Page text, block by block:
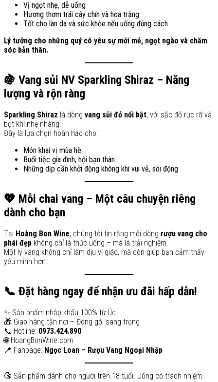
Vị ngọt nhẹ, dễ uống
Hương thơm trái cây chín và hoa trắng
Tốt cho làn da và sức khỏe nếu uống đúng cách
Lý tưởng cho những quý cô yêu sự mới mẻ, ngọt ngào và chăm
sóc bản thân.
🍇 Vang sủi NV Sparkling Shiraz – Năng
lượng và rộn ràng
Sparkling Shiraz là dòng vang sủi đỏ nổi bật, với sắc đỏ rực rỡ và
bọt khí nhẹ nhàng.
Đây là lựa chọn hoàn hảo cho:
Món khai vị mùa hè
Buổi tiệc gia đình, hội bạn thân
Những dịp cần khởi động không khí vui vẻ, sôi động
💖 Mỗi chai vang – Một câu chuyện riêng
dành cho bạn
Tại Hoàng Bon Wine, chúng tôi tin rằng mỗi dòng rượu vang cho
phái đẹp không chỉ là thức uống – mà là trải nghiệm.
Một ly vang không chỉ làm dịu vị giác, mà còn giúp bạn cảm thấy
yêu mình hơn.
📞 Đặt hàng ngay để nhận ưu đãi hấp dẫn!
✨ Sản phẩm nhập khẩu 100% từ Úc
🎁 Giao hàng tận nơi – Đóng gói sang trọng
📞 Hotline: 0973.424.890
🌐 HoangBonWine.com
📍 Fanpage: Ngọc Loan – Rượu Vang Ngoại Nhập
🔞 Sản phẩm dành cho người trên 18 tuổi. Uống có trách nhiệm.